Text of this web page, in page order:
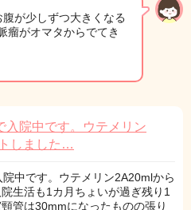
が少しずつ大きくなる
瘤がオマタからでてき
入院中です。ウテメリン
しました…
中です。ウテメリン2A20mlから
生活も1カ月ちょいが過ぎ残り1
管は30mmになったものの張り